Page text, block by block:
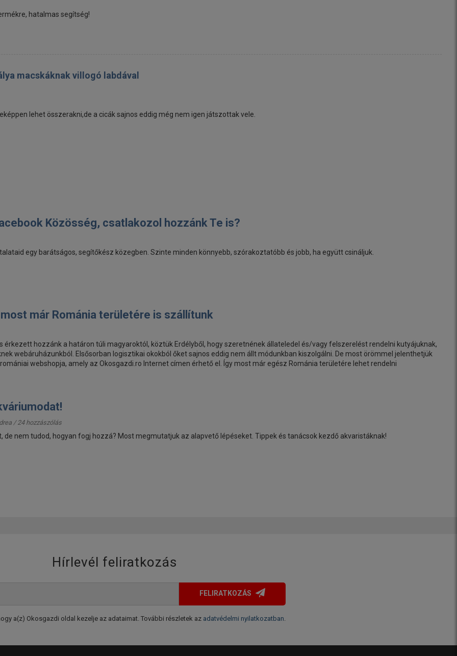
hatalmas segítség!
macskáknak villogó labdával
lehet összerakni,de a cicák sajnos eddig még nem igen játszottak vele.
Közösség, csatlakozol hozzánk Te is?
egy barátságos, segítőkész közegben. Szinte minden könnyebb, szórakoztatóbb és jobb, ha együtt csináljuk.
már Románia területére is szállítunk
érkezett hozzánk a határon túli magyaroktól, köztük Erdélyből, hogy szeretnének állateledel és/vagy felszerelést rendelni kutyájuknak,
webáruházunkból. Elsősorban logisztikai okokból őket sajnos eddig nem állt módunkban kiszolgálni. De most örömmel jelenthetjük
webshopja, amely az Okosgazdi.ro Internet címen érhető el. Így most már egész Románia területére lehet rendelni
/ 24 hozzászólás
de nem tudod, hogyan fogj hozzá? Most megmutatjuk az alapvető lépéseket. Tippek és tanácsok kezdő akvaristáknak!
Hírlevél feliratkozás
FELIRATKOZÁS
a(z) Okosgazdi oldal kezelje az adataimat. További részletek az adatvédelmi nyilatkozatban.